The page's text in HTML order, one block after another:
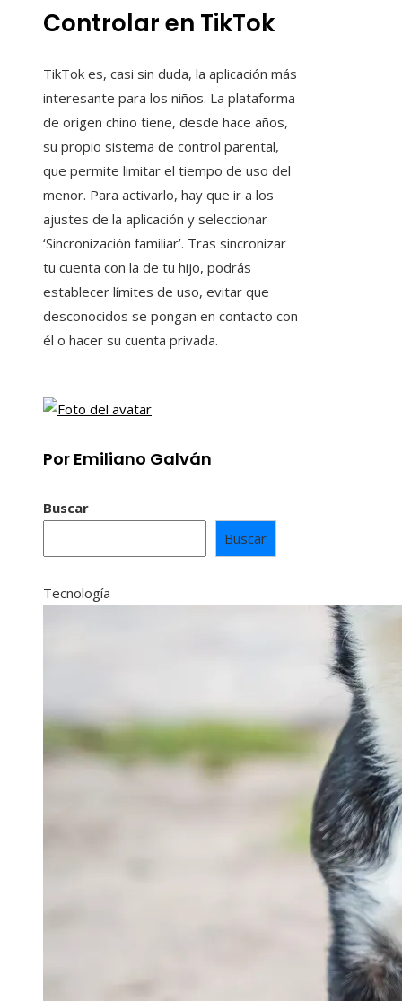
Controlar en TikTok
TikTok es, casi sin duda, la aplicación más
interesante para los niños. La plataforma
de origen chino tiene, desde hace años,
su propio sistema de control parental,
que permite limitar el tiempo de uso del
menor. Para activarlo, hay que ir a los
ajustes de la aplicación y seleccionar
‘Sincronización familiar’. Tras sincronizar
tu cuenta con la de tu hijo, podrás
establecer límites de uso, evitar que
desconocidos se pongan en contacto con
él o hacer su cuenta privada.
Por Emiliano Galván
Buscar
Buscar
Tecnología